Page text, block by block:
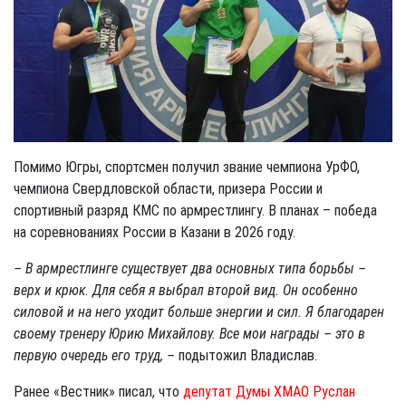
Помимо Югры, спортсмен получил звание чемпиона УрФО,
чемпиона Свердловской области, призера России и
спортивный разряд КМС по армрестлингу. В планах – победа
на соревнованиях России в Казани в 2026 году.
– В армрестлинге существует два основных типа борьбы –
верх и крюк. Для себя я выбрал второй вид. Он особенно
силовой и на него уходит больше энергии и сил. Я благодарен
своему тренеру Юрию Михайлову. Все мои награды – это в
первую очередь его труд, – подытожил Владислав.
Ранее «Вестник» писал, что депутат Думы ХМАО Руслан